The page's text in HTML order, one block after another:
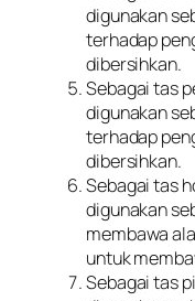
digunakan
terhadap
dibersihkan.
Sebagai tas
digunakan
terhadap
dibersihkan.
Sebagai tas
digunakan
membawa
untuk
Sebagai tas